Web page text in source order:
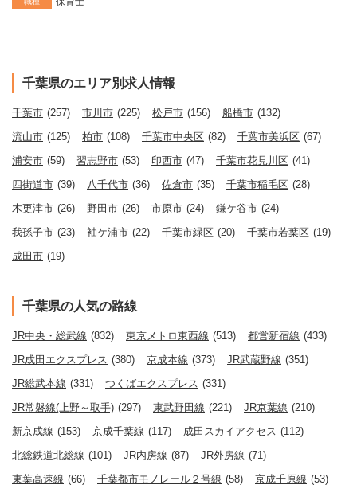
千葉県のエリア別求人情報
千葉市 (257) 市川市 (225) 松戸市 (156) 船橋市 (132)
流山市 (125) 柏市 (108) 千葉市中央区 (82) 千葉市美浜区 (67)
浦安市 (59) 習志野市 (53) 印西市 (47) 千葉市花見川区 (41)
四街道市 (39) 八千代市 (36) 佐倉市 (35) 千葉市稲毛区 (28)
木更津市 (26) 野田市 (26) 市原市 (24) 鎌ケ谷市 (24)
我孫子市 (23) 袖ケ浦市 (22) 千葉市緑区 (20) 千葉市若葉区 (19)
成田市 (19)
千葉県の人気の路線
JR中央・総武線 (832) 東京メトロ東西線 (513) 都営新宿線 (433)
JR成田エクスプレス (380) 京成本線 (373) JR武蔵野線 (351)
JR総武本線 (331) つくばエクスプレス (331)
JR常磐線(上野～取手) (297) 東武野田線 (221) JR京葉線 (210)
新京成線 (153) 京成千葉線 (117) 成田スカイアクセス (112)
北総鉄道北総線 (101) JR内房線 (87) JR外房線 (71)
東葉高速線 (66) 千葉都市モノレール２号線 (58) 京成千原線 (53)